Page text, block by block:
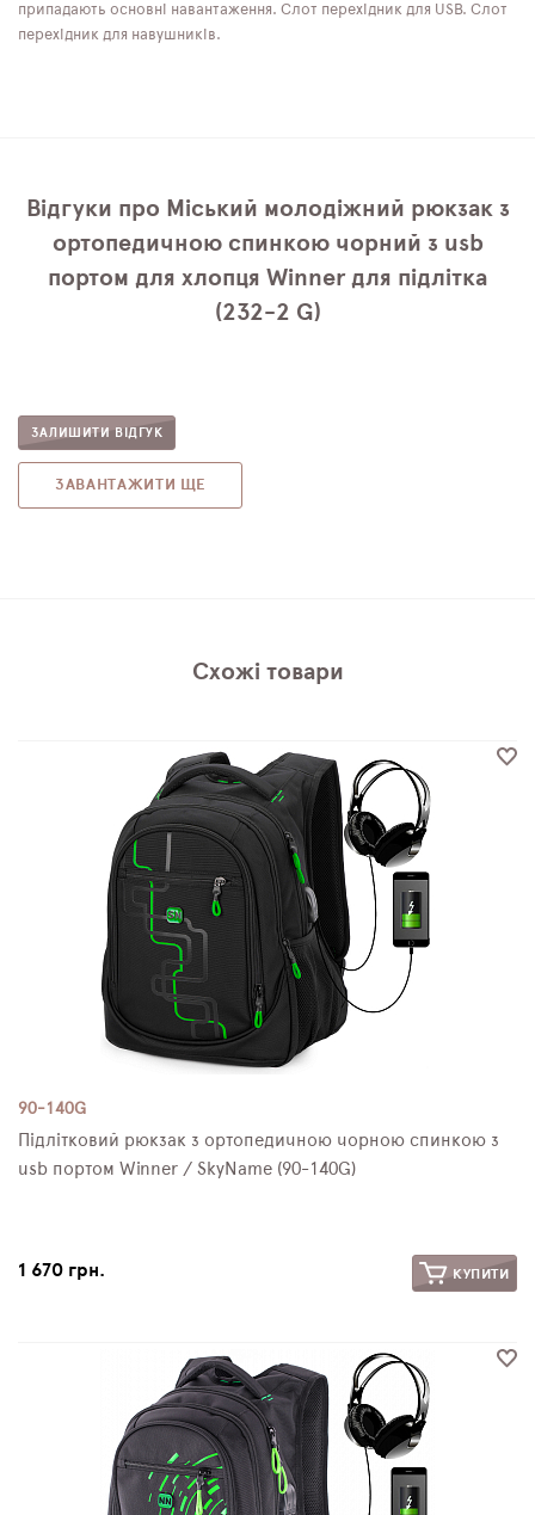
припадають основні навантаження. Слот перехідник для USB. Слот
перехідник для навушників.
Відгуки про Міський молодіжний рюкзак з
ортопедичною спинкою чорний з usb
портом для хлопця Winner для підлітка
(232-2 G)
ЗАЛИШИТИ ВІДГУК
ЗАВАНТАЖИТИ ЩЕ
Схожі товари
90-140G
Підлітковий рюкзак з ортопедичною чорною спинкою з
usb портом Winner / SkyName (90-140G)
1 670 грн. КУПИТИ